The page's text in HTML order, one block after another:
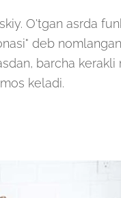
O'tgan asrda
deb
barcha kerakli
keladi.